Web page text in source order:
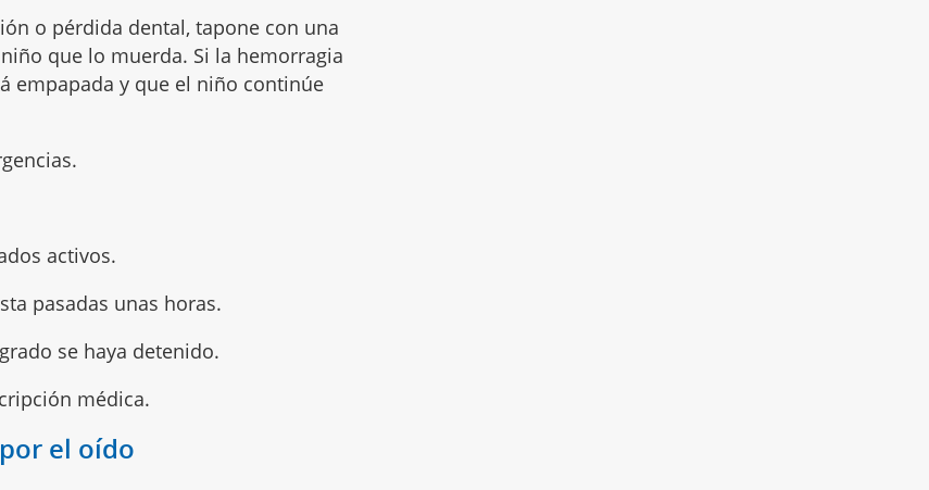
o pérdida dental, tapone con una
que lo muerda. Si la hemorragia
empapada y que el niño continúe
activos.
pasadas unas horas.
se haya detenido.
médica.
el oído